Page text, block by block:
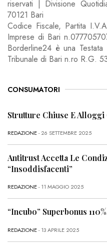
riservati | Divisione
70121 Bari
Codice Fiscale, Partita
Imprese di Bari
Borderline24 è una
Tribunale di Bari n.ro R.G.
CONSUMATORI
Strutture Chiuse E
REDAZIONE- 26 SETTEMBRE 2025
Antitrust Accetta Le
“Insoddisfacenti”
REDAZIONE- 11 MAGGIO 2025
“Incubo” Superbonus
REDAZIONE- 13 APRILE 2025